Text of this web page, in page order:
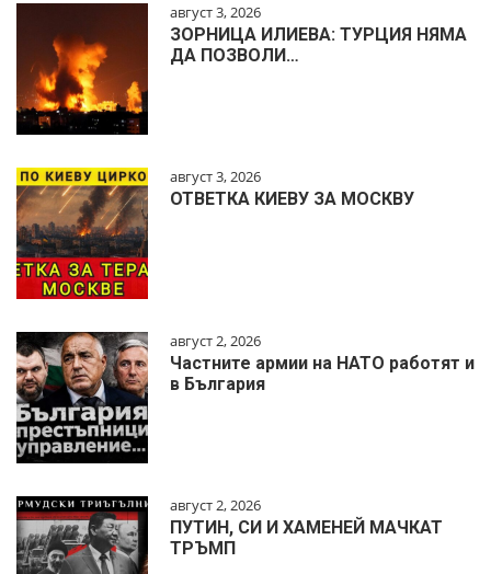
август 3, 2026
ЗОРНИЦА ИЛИЕВА: ТУРЦИЯ НЯМА
ДА ПОЗВОЛИ…
август 3, 2026
ОТВЕТКА КИЕВУ ЗА МОСКВУ
август 2, 2026
Частните армии на НАТО работят и
в България
август 2, 2026
ПУТИН, СИ И ХАМЕНЕЙ МАЧКАТ
ТРЪМП